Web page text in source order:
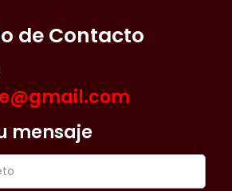
de Contacto
mensaje